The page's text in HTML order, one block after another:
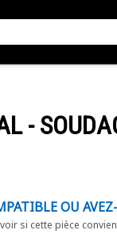
-
OU
si cette pièce